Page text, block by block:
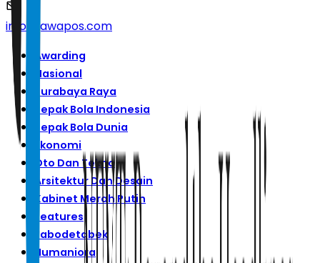
info@jawapos.com
Awarding
Nasional
Surabaya Raya
Sepak Bola Indonesia
Sepak Bola Dunia
Ekonomi
Oto Dan Tekno
Arsitektur Dan Desain
Kabinet Merah Putih
Features
Jabodetabek
Humaniora